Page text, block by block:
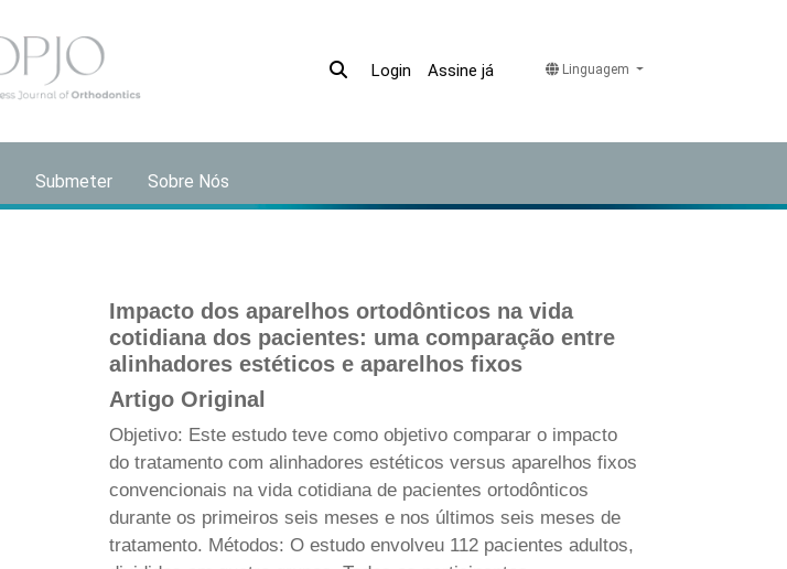
Login Assine já Linguagem
Submeter Sobre Nós
Impacto dos aparelhos ortodônticos na vida
cotidiana dos pacientes: uma comparação entre
alinhadores estéticos e aparelhos fixos
Artigo Original
Objetivo: Este estudo teve como objetivo comparar o impacto
do tratamento com alinhadores estéticos versus aparelhos fixos
convencionais na vida cotidiana de pacientes ortodônticos
durante os primeiros seis meses e nos últimos seis meses de
tratamento. Métodos: O estudo envolveu 112 pacientes adultos,